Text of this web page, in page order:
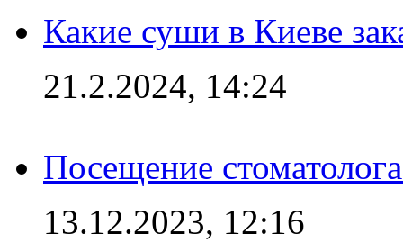
Какие суши в Киеве
21.2.2024, 14:24
Посещение
13.12.2023, 12:16